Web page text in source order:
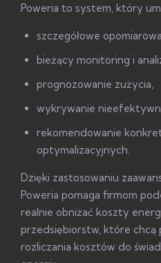
Poweria to system, który
szczegółowe
bieżący monitoring i
prognozowanie zużycia,
wykrywanie
rekomendowanie
optymalizacyjnych.
Dzięki zastosowaniu
Poweria pomaga firmom
realnie obniżać koszty
przedsiębiorstw, które chcą
rozliczania kosztów do